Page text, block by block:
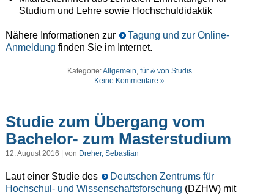
Studium und Lehre sowie Hochschuldidaktik
Nähere Informationen zur
Tagung und zur Online-
Anmeldung finden Sie im Internet.
Kategorie:Allgemein für & von Studis
Keine Kommentare »
Studie zum Übergang vom
Bachelor- zum Masterstudium
12. August 2016 | von Dreher, Sebastian
Laut einer Studie des
Deutschen Zentrums für
Hochschul- und Wissenschaftsforschung (DZHW) mit